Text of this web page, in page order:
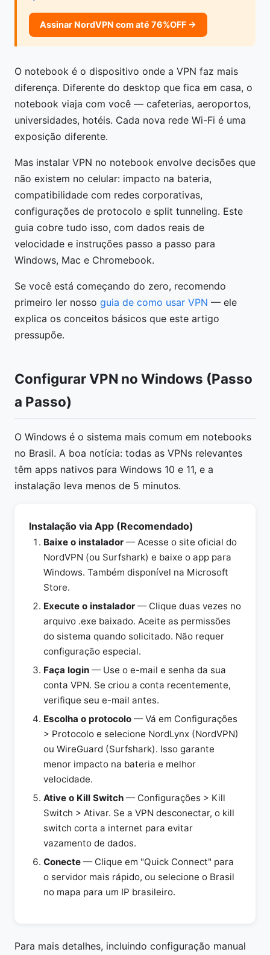
Assinar NordVPN com até 76%OFF →
O notebook é o dispositivo onde a VPN faz mais
diferença. Diferente do desktop que fica em casa, o
notebook viaja com você — cafeterias, aeroportos,
universidades, hotéis. Cada nova rede Wi-Fi é uma
exposição diferente.
Mas instalar VPN no notebook envolve decisões que
não existem no celular: impacto na bateria,
compatibilidade com redes corporativas,
configurações de protocolo e split tunneling. Este
guia cobre tudo isso, com dados reais de
velocidade e instruções passo a passo para
Windows, Mac e Chromebook.
Se você está começando do zero, recomendo
primeiro ler nosso guia de como usar VPN — ele
explica os conceitos básicos que este artigo
pressupõe.
Configurar VPN no Windows (Passo
a Passo)
O Windows é o sistema mais comum em notebooks
no Brasil. A boa notícia: todas as VPNs relevantes
têm apps nativos para Windows 10 e 11, e a
instalação leva menos de 5 minutos.
Instalação via App (Recomendado)
Baixe o instalador — Acesse o site oficial do
NordVPN (ou Surfshark) e baixe o app para
Windows. Também disponível na Microsoft
Store.
Execute o instalador — Clique duas vezes no
arquivo .exe baixado. Aceite as permissões
do sistema quando solicitado. Não requer
configuração especial.
Faça login — Use o e-mail e senha da sua
conta VPN. Se criou a conta recentemente,
verifique seu e-mail antes.
Escolha o protocolo — Vá em Configurações
> Protocolo e selecione NordLynx (NordVPN)
ou WireGuard (Surfshark). Isso garante
menor impacto na bateria e melhor
velocidade.
Ative o Kill Switch — Configurações > Kill
Switch > Ativar. Se a VPN desconectar, o kill
switch corta a internet para evitar
vazamento de dados.
Conecte — Clique em "Quick Connect" para
o servidor mais rápido, ou selecione o Brasil
no mapa para um IP brasileiro.
Para mais detalhes, incluindo configuração manual